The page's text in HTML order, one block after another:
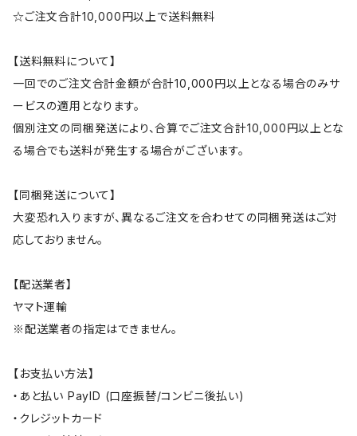
☆ご注文合計10,000円以上で送料無料
【送料無料について】
一回でのご注文合計金額が合計10,000円以上となる場合のみサ
ービスの適用となります。
個別注文の同梱発送により、合算でご注文合計10,000円以上とな
る場合でも送料が発生する場合がございます。
【同梱発送について】
大変恐れ入りますが、異なるご注文を合わせての同梱発送はご対
応しておりません。
【配送業者】
ヤマト運輸
※配送業者の指定はできません。
【お支払い方法】
・あと払い PayID (口座振替/コンビニ後払い)
・クレジットカード